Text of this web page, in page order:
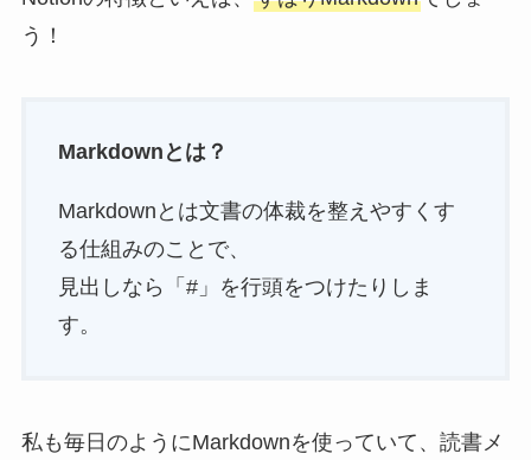
う！
Markdownとは？
Markdownとは文書の体裁を整えやすくす
る仕組みのことで、
見出しなら「#」を行頭をつけたりしま
す。
私も毎日のようにMarkdownを使っていて、読書メ